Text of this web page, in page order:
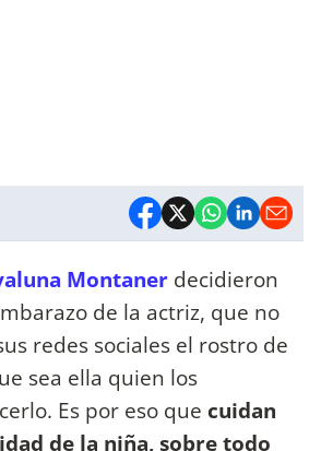
Montaner decidieron
de la actriz, que no
redes sociales el rostro de
sea ella quien los
Es por eso que cuidan
de la niña, sobre todo